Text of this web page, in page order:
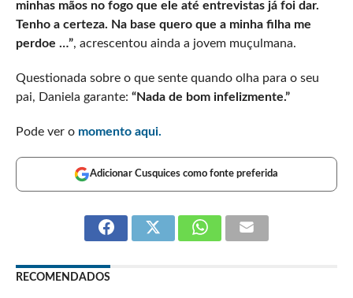
minhas mãos no fogo que ele até entrevistas já foi dar.
Tenho a certeza. Na base quero que a minha filha me
perdoe …”, acrescentou ainda a jovem muçulmana.
Questionada sobre o que sente quando olha para o seu
pai, Daniela garante: “Nada de bom infelizmente.”
Pode ver omomento aqui.
Adicionar Cusquices como fonte preferida
RECOMENDADOS